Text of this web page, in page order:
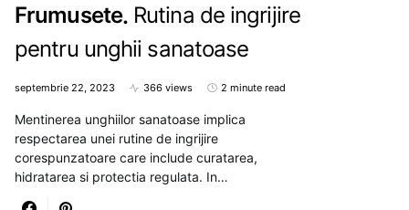
Frumusete Rutina de ingrijire
pentru unghii sanatoase
septembrie 22, 2023 366 views 2 minute read
Mentinerea unghiilor sanatoase implica
respectarea unei rutine de ingrijire
corespunzatoare care include curatarea,
hidratarea si protectia regulata. In…